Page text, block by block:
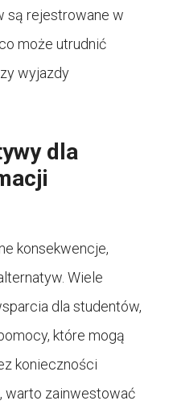
są rejestrowane w
może utrudnić
wyjazdy
dla
konsekwencje,
Wiele
dla studentów,
które mogą
konieczności
warto zainwestować